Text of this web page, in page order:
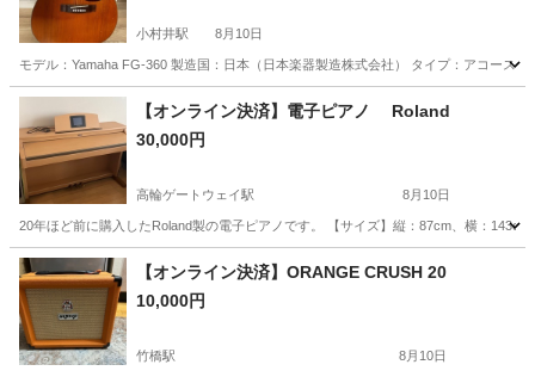
小村井駅 8月10日
モデル：Yamaha FG-360 製造国：日本（日本楽器製造株式会社） タイプ：アコース
東京 墨田区 小村井駅 弦楽器、ギター
【オンライン決済】電子ピアノ Roland
30,000円
高輪ゲートウェイ駅 8月10日
20年ほど前に購入したRoland製の電子ピアノです。 【サイズ】縦：87cm、横：
東京 港区 高輪ゲートウェイ駅
【オンライン決済】ORANGE CRUSH 20
10,000円
竹橋駅 8月10日